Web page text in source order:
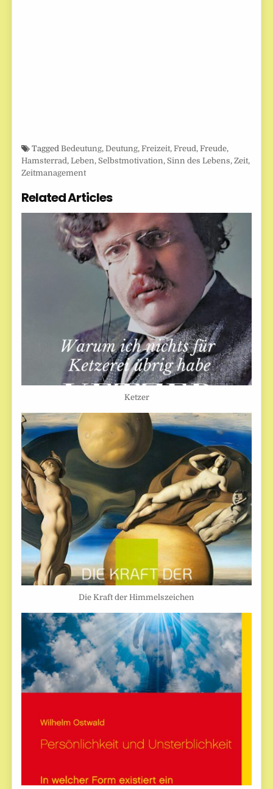
TaggedBedeutung,Deutung,Freizeit,Freud,Freude,
Hamsterrad,Leben, Selbstmotivation, Sinn des Lebens,Zeit,
Zeitmanagement
Related Articles
Ketzer
Die Kraft der Himmelszeichen